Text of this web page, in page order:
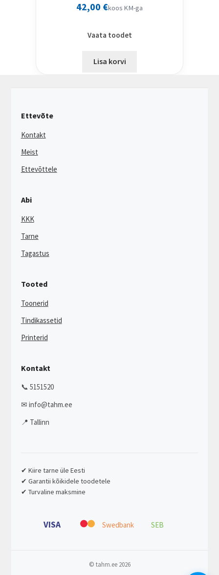
42,00 €koos KM-ga
Vaata toodet
Lisa korvi
Ettevõte
Kontakt
Meist
Ettevõttele
Abi
KKK
Tarne
Tagastus
Tooted
Toonerid
Tindikassetid
Printerid
Kontakt
📞 5151520
✉ info@tahm.ee
📍 Tallinn
✔ Kiire tarne üle Eesti
✔ Garantii kõikidele toodetele
✔ Turvaline maksmine
VISA Swedbank SEB
© tahm.ee 2026